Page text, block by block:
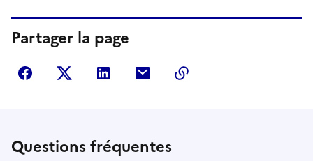
Partager la page
Partager sur Facebook
Partager sur Twitter
Partager sur LinkedIn
Partager par courriel
Questions fréquentes